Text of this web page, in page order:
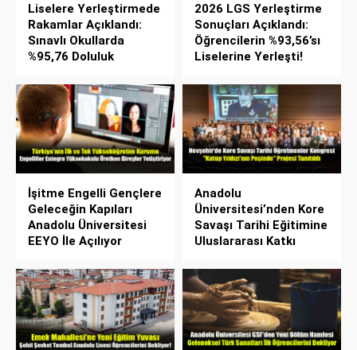
Liselere Yerleştirmede
Rakamlar Açıklandı:
Sınavlı Okullarda
%95,76 Doluluk
2026 LGS Yerleştirme
Sonuçları Açıklandı:
Öğrencilerin %93,56’sı
Liselerine Yerleşti!
İşitme Engelli Gençlere
Geleceğin Kapıları
Anadolu Üniversitesi
EEYO İle Açılıyor
Anadolu
Üniversitesi’nden Kore
Savaşı Tarihi Eğitimine
Uluslararası Katkı